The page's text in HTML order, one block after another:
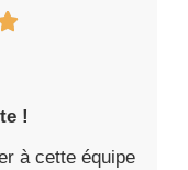
!
à cette équipe